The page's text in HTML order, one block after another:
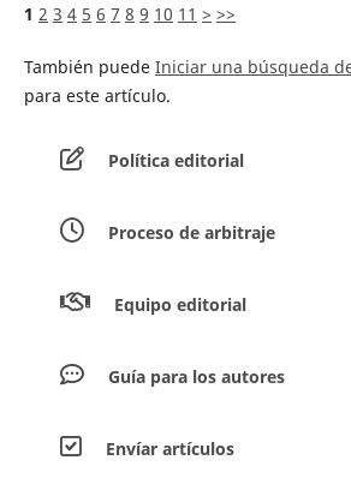
1 2 3 4 5 6 7 8 9 10 11 > >>
También puede Iniciar una búsqueda
para este artículo.
Política editorial
Proceso de arbitraje
Equipo editorial
Guía para los autores
Envíar artículos